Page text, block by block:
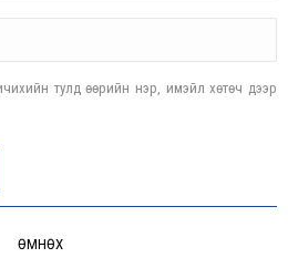
тулд өөрийн нэр, имэйл хөтөч дээр
ӨМНӨХ